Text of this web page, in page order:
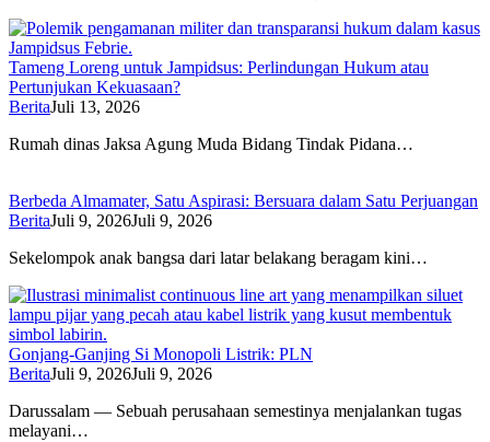
Tameng Loreng untuk Jampidsus: Perlindungan Hukum atau
Pertunjukan Kekuasaan?
BeritaJuli 13, 2026
Rumah dinas Jaksa Agung Muda Bidang Tindak Pidana…
Berbeda Almamater, Satu Aspirasi: Bersuara dalam Satu Perjuangan
BeritaJuli 9, 2026Juli 9, 2026
Sekelompok anak bangsa dari latar belakang beragam kini…
Gonjang-Ganjing Si Monopoli Listrik: PLN
BeritaJuli 9, 2026Juli 9, 2026
Darussalam — Sebuah perusahaan semestinya menjalankan tugas
melayani…